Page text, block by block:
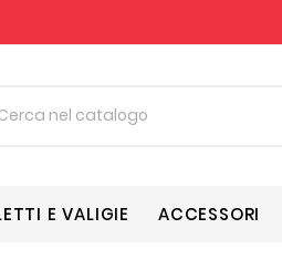
E VALIGIE ACCESSORI